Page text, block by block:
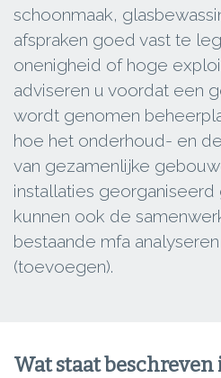
schoonmaak,
afspraken goed vast te
onenigheid of hoge
adviseren u voordat een
wordt genomen
hoe het onderhoud- en
van gezamenlijke
installaties georganiseerd
kunnen ook de
bestaande mfa
(toevoegen).
Wat staat beschreven